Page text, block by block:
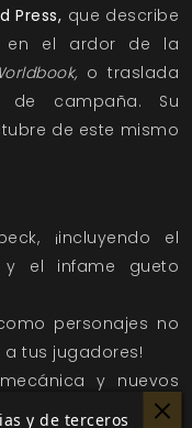
Press, que describe
en el ardor de la
o traslada
campaña. Su
de este mismo
¡incluyendo el
y el infame gueto
personajes no
tus jugadores!
y nuevos
de trampas, el
y de terceros